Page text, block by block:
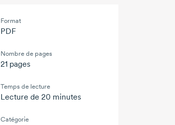
Format
PDF
Nombre de pages
21 pages
Temps de lecture
Lecture de 20 minutes
Catégorie